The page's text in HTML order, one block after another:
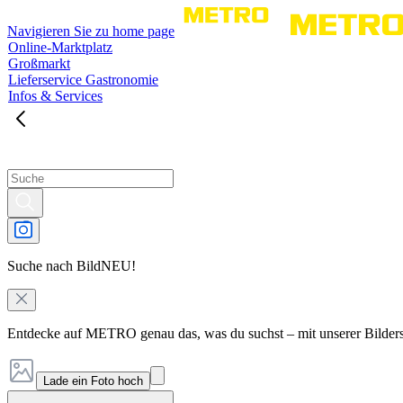
Navigieren Sie zu home page
Online-Marktplatz
Großmarkt
Lieferservice Gastronomie
Infos & Services
Suche nach BildNEU!
Entdecke auf METRO genau das, was du suchst – mit unserer
Lade ein Foto hoch